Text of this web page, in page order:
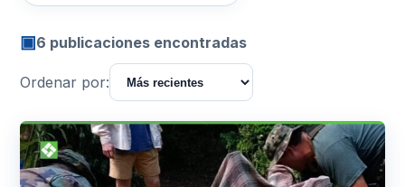
▣6 publicaciones encontradas
Ordenar por: